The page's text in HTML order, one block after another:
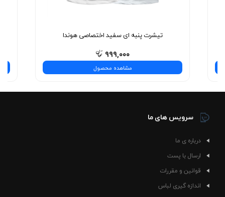
نیست—یه تجربه‌ی شیک و بی‌نظیره! همین حالا انتخاب
تیشرت پنبه ای سفید اختصاصی هوندا
۹۹۹,۰۰۰
مشاهده محصول
سرویس های ما
درباره ی ما
ارسال با پست
قوانین و مقررات
اندازه گیری لباس